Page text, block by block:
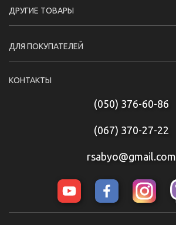
ДРУГИЕ ТОВАРЫ
ДЛЯ ПОКУПАТЕЛЕЙ
КОНТАКТЫ
(050) 376-60-86
(067) 370-27-22
rsabyo@gmail.com